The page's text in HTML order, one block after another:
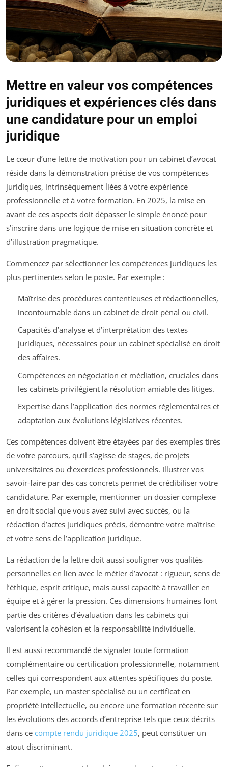
Mettre en valeur vos compétences
juridiques et expériences clés dans
une candidature pour un emploi
juridique
Le cœur d’une lettre de motivation pour un cabinet d’avocat
réside dans la démonstration précise de vos compétences
juridiques, intrinsèquement liées à votre expérience
professionnelle et à votre formation. En 2025, la mise en
avant de ces aspects doit dépasser le simple énoncé pour
s’inscrire dans une logique de mise en situation concrète et
d’illustration pragmatique.
Commencez par sélectionner les compétences juridiques les
plus pertinentes selon le poste. Par exemple :
Maîtrise des procédures contentieuses et rédactionnelles,
incontournable dans un cabinet de droit pénal ou civil.
Capacités d’analyse et d’interprétation des textes
juridiques, nécessaires pour un cabinet spécialisé en droit
des affaires.
Compétences en négociation et médiation, cruciales dans
les cabinets privilégient la résolution amiable des litiges.
Expertise dans l’application des normes réglementaires et
adaptation aux évolutions législatives récentes.
Ces compétences doivent être étayées par des exemples tirés
de votre parcours, qu’il s’agisse de stages, de projets
universitaires ou d’exercices professionnels. Illustrer vos
savoir-faire par des cas concrets permet de crédibiliser votre
candidature. Par exemple, mentionner un dossier complexe
en droit social que vous avez suivi avec succès, ou la
rédaction d’actes juridiques précis, démontre votre maîtrise
et votre sens de l’application juridique.
La rédaction de la lettre doit aussi souligner vos qualités
personnelles en lien avec le métier d’avocat : rigueur, sens de
l’éthique, esprit critique, mais aussi capacité à travailler en
équipe et à gérer la pression. Ces dimensions humaines font
partie des critères d’évaluation dans les cabinets qui
valorisent la cohésion et la responsabilité individuelle.
Il est aussi recommandé de signaler toute formation
complémentaire ou certification professionnelle, notamment
celles qui correspondent aux attentes spécifiques du poste.
Par exemple, un master spécialisé ou un certificat en
propriété intellectuelle, ou encore une formation récente sur
les évolutions des accords d’entreprise tels que ceux décrits
dans ce compte rendu juridique 2025, peut constituer un
atout discriminant.